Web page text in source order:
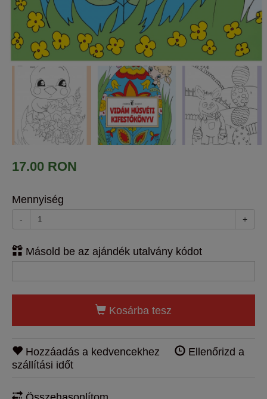
17.00 RON
Mennyiség
- +
Másold be az ajándék utalvány kódot
Kosárba tesz
Hozzáadás a kedvencekhez
Ellenőrizd a
szállítási időt